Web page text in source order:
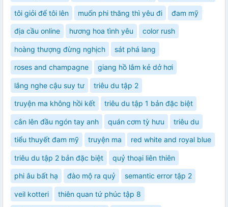
tôi giỏi để tôi lên muốn phi thăng thì yêu đi đam mỹ
địa cầu online hương hoa tình yêu color rush
hoàng thượng đừng nghịch sát phá lang
roses and champagne giang hồ lắm kẻ dở hơi
lắng nghe cậu suy tư triêu du tập 2
truyện ma không hồi kết triêu du tập 1 bản đặc biệt
cắn lên đầu ngón tay anh quán cơm tỳ hưu triêu du
tiểu thuyết đam mỹ truyện ma red white and royal blue
triêu du tập 2 bản đặc biệt quỷ thoại liên thiên
phi âu bất hạ đào mộ ra quỷ semantic error tập 2
veil kotteri thiên quan tứ phúc tập 8